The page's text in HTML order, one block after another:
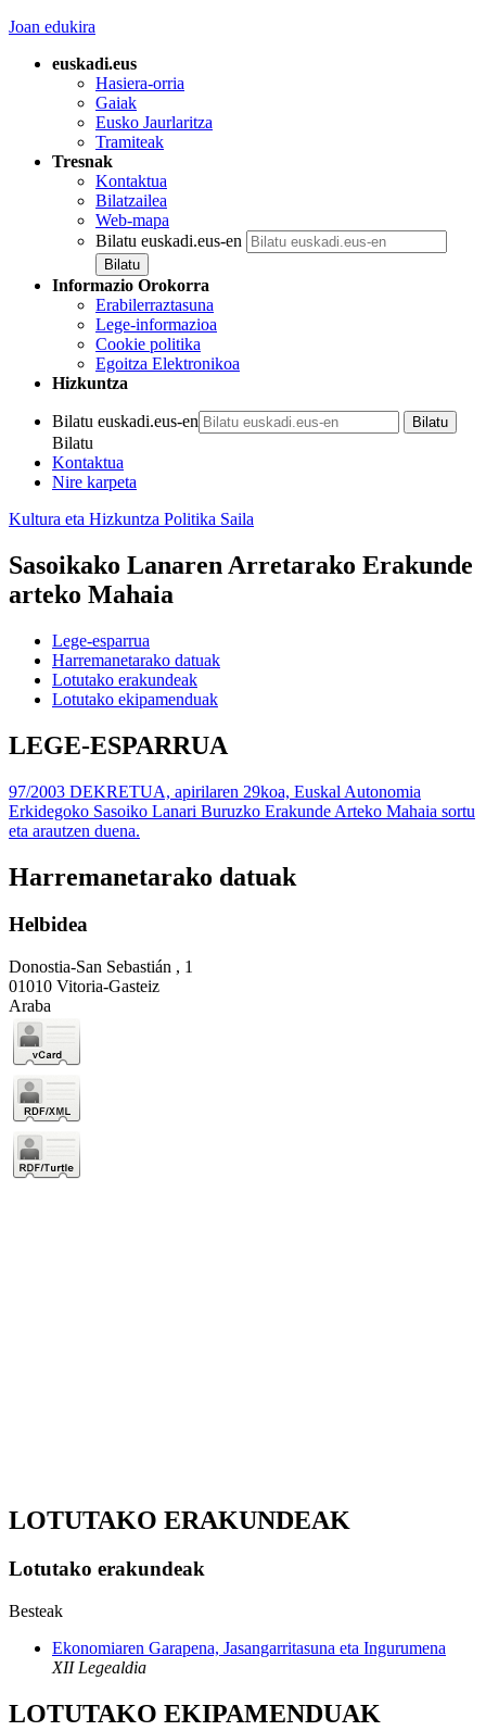
Joan edukira
euskadi.eus
Hasiera-orria
Gaiak
Eusko Jaurlaritza
Tramiteak
Tresnak
Kontaktua
Bilatzailea
Web-mapa
Bilatu euskadi.eus-en
Informazio Orokorra
Erabilerraztasuna
Lege-informazioa
Cookie politika
Egoitza Elektronikoa
Hizkuntza
Bilatu euskadi.eus-en
Bilatu
Kontaktua
Nire karpeta
Kultura eta Hizkuntza Politika Saila
Sasoikako Lanaren Arretarako Erakunde
arteko Mahaia
Lege-esparrua
Harremanetarako datuak
Lotutako erakundeak
Lotutako ekipamenduak
LEGE-ESPARRUA
97/2003 DEKRETUA, apirilaren 29koa, Euskal Autonomia
Erkidegoko Sasoiko Lanari Buruzko Erakunde Arteko Mahaia sortu
eta arautzen duena.
Harremanetarako datuak
Helbidea
Donostia-San Sebastián , 1
01010 Vitoria-Gasteiz
Araba
LOTUTAKO ERAKUNDEAK
Lotutako erakundeak
Besteak
Ekonomiaren Garapena, Jasangarritasuna eta Ingurumena
XII Legealdia
LOTUTAKO EKIPAMENDUAK